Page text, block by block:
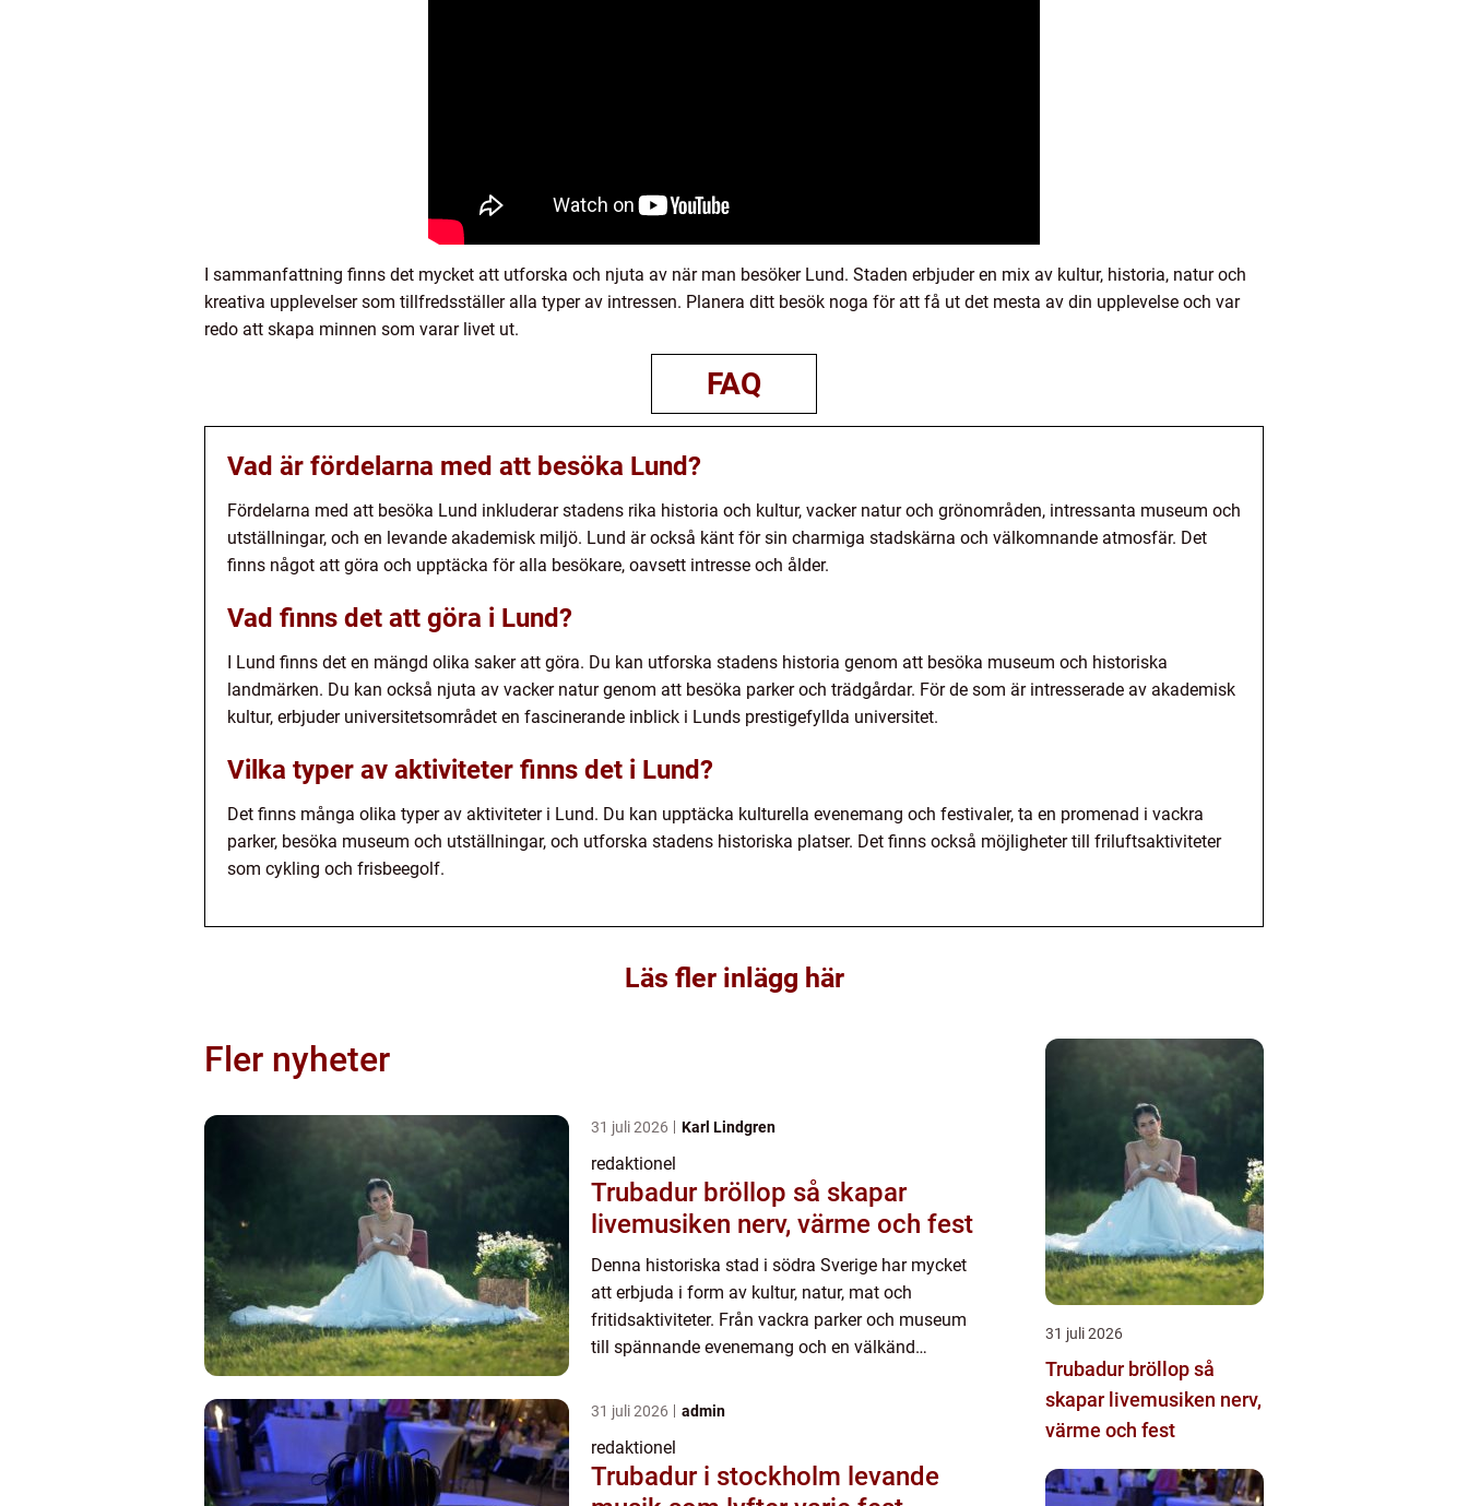
I sammanfattning finns det mycket att utforska och njuta av när man besöker Lund. Staden erbjuder en mix av kultur, historia, natur och
kreativa upplevelser som tillfredsställer alla typer av intressen. Planera ditt besök noga för att få ut det mesta av din upplevelse och var
redo att skapa minnen som varar livet ut.
FAQ
Vad är fördelarna med att besöka Lund?
Fördelarna med att besöka Lund inkluderar stadens rika historia och kultur, vacker natur och grönområden, intressanta museum och
utställningar, och en levande akademisk miljö. Lund är också känt för sin charmiga stadskärna och välkomnande atmosfär. Det
finns något att göra och upptäcka för alla besökare, oavsett intresse och ålder.
Vad finns det att göra i Lund?
I Lund finns det en mängd olika saker att göra. Du kan utforska stadens historia genom att besöka museum och historiska
landmärken. Du kan också njuta av vacker natur genom att besöka parker och trädgårdar. För de som är intresserade av akademisk
kultur, erbjuder universitetsområdet en fascinerande inblick i Lunds prestigefyllda universitet.
Vilka typer av aktiviteter finns det i Lund?
Det finns många olika typer av aktiviteter i Lund. Du kan upptäcka kulturella evenemang och festivaler, ta en promenad i vackra
parker, besöka museum och utställningar, och utforska stadens historiska platser. Det finns också möjligheter till friluftsaktiviteter
som cykling och frisbeegolf.
Läs fler inlägg här
Fler nyheter
31 juli 2026 Karl Lindgren
redaktionel
Trubadur bröllop så skapar
livemusiken nerv, värme och fest
Denna historiska stad i södra Sverige har mycket
att erbjuda i form av kultur, natur, mat och
fritidsaktiviteter. Från vackra parker och museum
till spännande evenemang och en välkänd
idylliska stad...
31 juli 2026 admin
redaktionel
Trubadur i stockholm levande
31 juli 2026
Trubadur bröllop så
skapar livemusiken nerv,
värme och fest